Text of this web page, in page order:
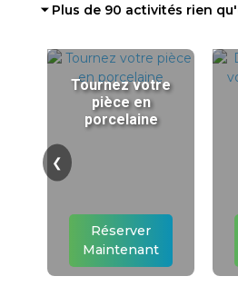
⏷ Plus de 90 activités rien
Tournez votre
pièce en
porcelaine
Réserver
Maintenant
❮